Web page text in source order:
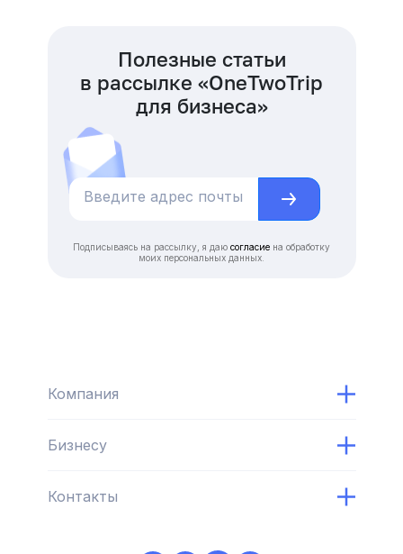
Полезные статьи
в рассылке «OneTwoTrip
для бизнеса»
Подписываясь на рассылку, я даю согласие на обработку
моих персональных данных.
Компания
Бизнесу
Контакты